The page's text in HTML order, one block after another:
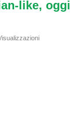
like, oggi